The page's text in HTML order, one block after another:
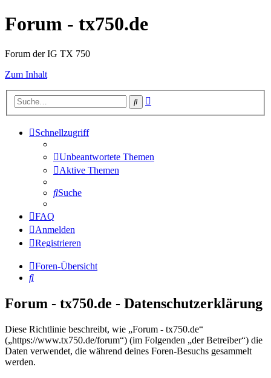
Forum - tx750.de
Forum der IG TX 750
Zum Inhalt
Suche
Schnellzugriff
Unbeantwortete Themen
Aktive Themen
Suche
FAQ
Anmelden
Registrieren
Foren-Übersicht
Suche
Forum - tx750.de - Datenschutzerklärung
Diese Richtlinie beschreibt, wie „Forum - tx750.de“
(„https://www.tx750.de/forum“) (im Folgenden „der Betreiber“) die
Daten verwendet, die während deines Foren-Besuchs gesammelt
werden.